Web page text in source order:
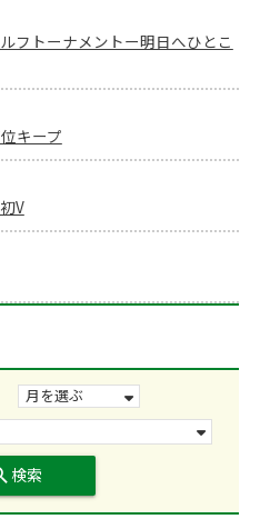
フトーナメントー明日へひとこ
キープ
V
検索